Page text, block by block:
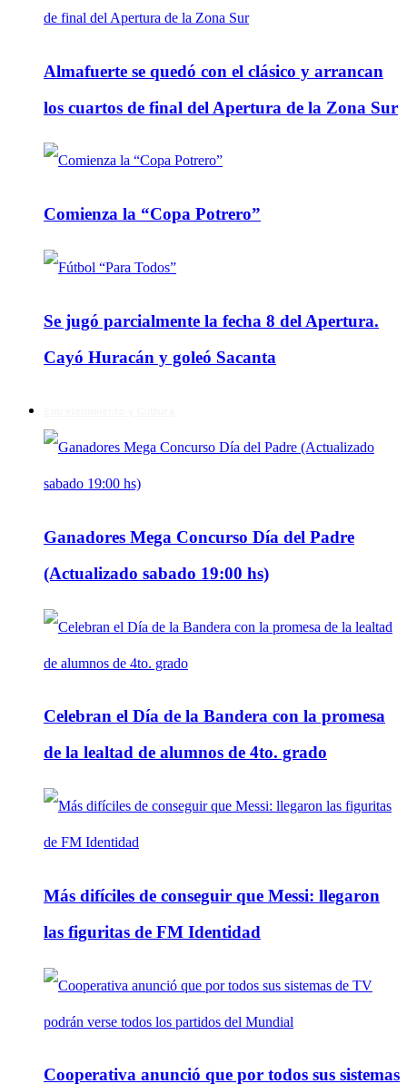
Almafuerte se quedó con el clásico y arrancan
los cuartos de final del Apertura de la Zona Sur
Comienza la “Copa Potrero”
Se jugó parcialmente la fecha 8 del Apertura.
Cayó Huracán y goleó Sacanta
Ganadores Mega Concurso Día del Padre
(Actualizado sabado 19:00 hs)
Celebran el Día de la Bandera con la promesa
de la lealtad de alumnos de 4to. grado
Más difíciles de conseguir que Messi: llegaron
las figuritas de FM Identidad
Cooperativa anunció que por todos sus sistemas